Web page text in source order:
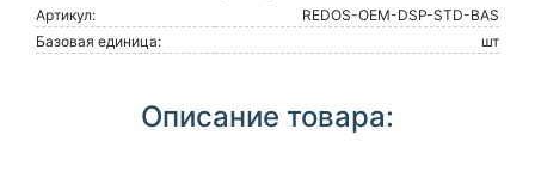
Артикул:
REDOS-OEM-DSP-STD-BAS
Базовая единица:
шт
Описание товара: